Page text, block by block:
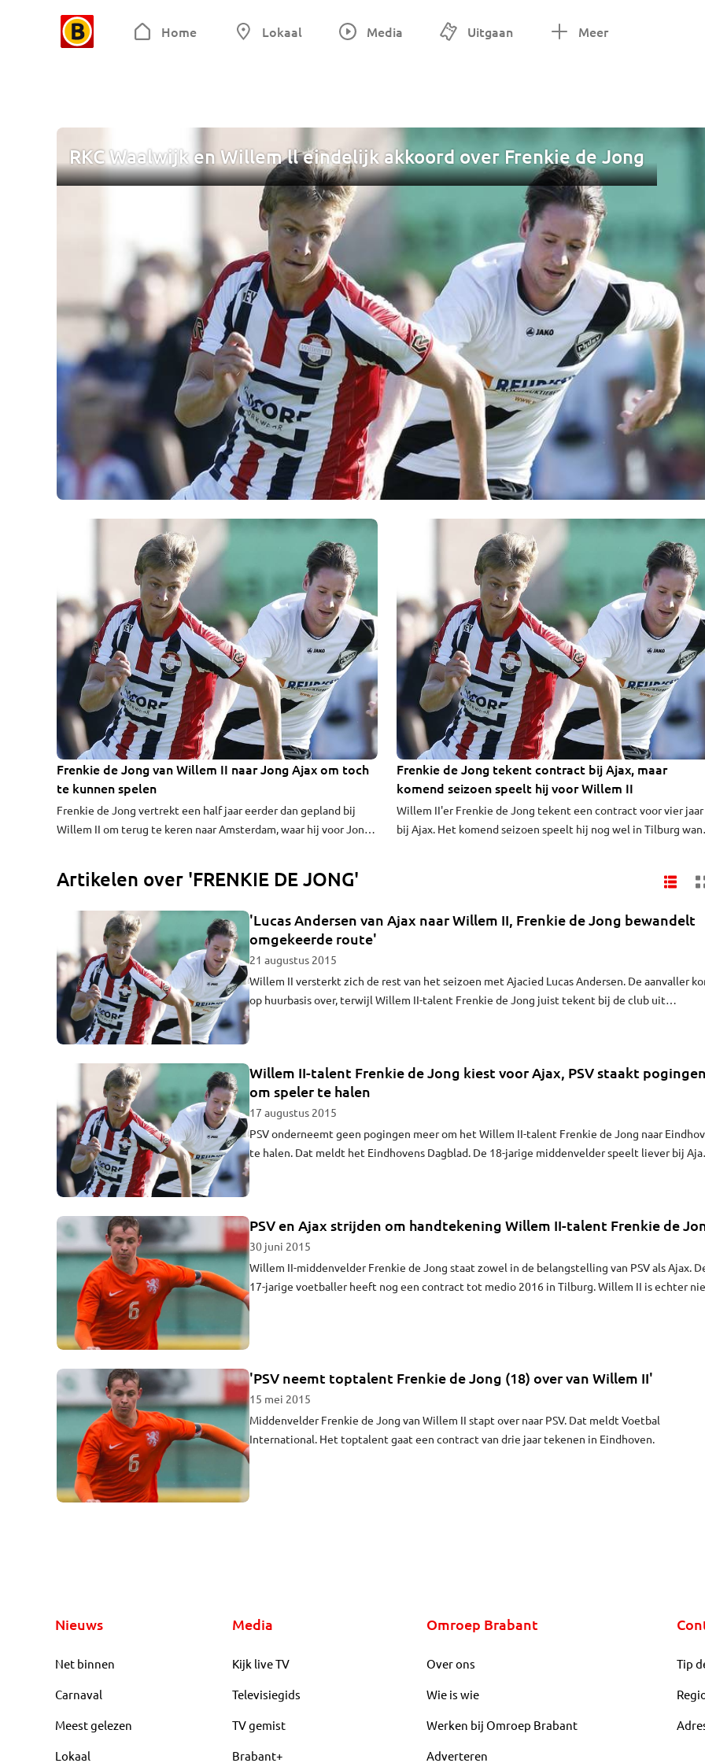
Home Lokaal Media Uitgaan Meer
RKC Waalwijk en Willem ll eindelijk akkoord over Frenkie de Jong
Frenkie de Jong van Willem II naar Jong Ajax om toch
te kunnen spelen
Frenkie de Jong vertrekt een half jaar eerder dan gepland bij
Willem II om terug te keren naar Amsterdam, waar hij voor Jong
Frenkie de Jong tekent contract bij Ajax, maar
komend seizoen speelt hij voor Willem II
Willem II'er Frenkie de Jong tekent een contract voor vier jaar
bij Ajax. Het komend seizoen speelt hij nog wel in Tilburg want
Artikelen over 'FRENKIE DE JONG'
'Lucas Andersen van Ajax naar Willem II, Frenkie de Jong bewandelt
omgekeerde route'
21 augustus 2015
Willem II versterkt zich de rest van het seizoen met Ajacied Lucas Andersen. De aanvaller
op huurbasis over, terwijl Willem II-talent Frenkie de Jong juist tekent bij de club uit
Willem II-talent Frenkie de Jong kiest voor Ajax, PSV staakt pogingen
om speler te halen
17 augustus 2015
PSV onderneemt geen pogingen meer om het Willem II-talent Frenkie de Jong naar
te halen. Dat meldt het Eindhovens Dagblad. De 18-jarige middenvelder speelt liever bij Ajax,
PSV en Ajax strijden om handtekening Willem II-talent Frenkie de
30 juni 2015
Willem II-middenvelder Frenkie de Jong staat zowel in de belangstelling van PSV als Ajax.
17-jarige voetballer heeft nog een contract tot medio 2016 in Tilburg. Willem II is echter niet
'PSV neemt toptalent Frenkie de Jong (18) over van Willem II'
15 mei 2015
Middenvelder Frenkie de Jong van Willem II stapt over naar PSV. Dat meldt Voetbal
International. Het toptalent gaat een contract van drie jaar tekenen in Eindhoven.
Nieuws
Net binnen
Carnaval
Meest gelezen
Lokaal
Media
Kijk live TV
Televisiegids
TV gemist
Brabant+
Omroep Brabant
Over ons
Wie is wie
Werken bij Omroep Brabant
Adverteren
Tip